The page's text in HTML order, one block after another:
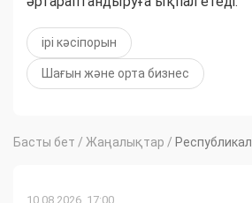
ірі кәсіпорын
Шағын және орта бизнес
Басты бет / Жаңалықтар /
10.08.2026, 17:00